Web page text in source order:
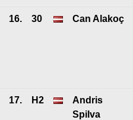
16. 30 Can Alakoç
17. H2
Andris
Spilva